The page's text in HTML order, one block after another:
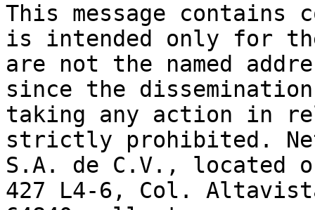
This message
is intended only for
are not the named
since the
taking any action in
strictly prohibited.
S.A. de C.V., located
427 L4-6, Col.